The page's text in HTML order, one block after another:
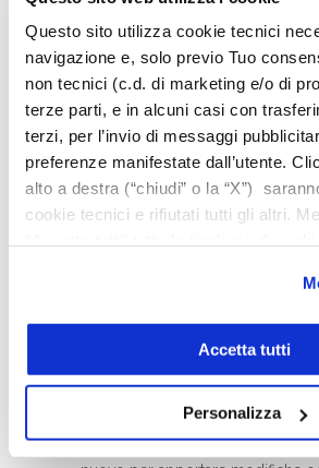
Questo sito utilizza cookie tecnici
navigazione e, solo previo Tuo
non tecnici (c.d. di marketing e/o di
terze parti, e in alcuni casi con
terzi, per l’invio di messaggi
preferenze manifestate dall’utente.
alto a destra (“chiudi” o la “X”)
cookie tecnici e rifiutati tutti gli altri.
conoscere le caratteristiche dei vari
invita a pendere visionecookie policy
momento è possibile modificare o
prestati cliccando su “Personalizza”
Accetta tutti
Personalizza
nella foto su cu verrà applicato il
SALVA TUTTI I
PROGETTI
La tua simulazione è completa?
simulato a portata di mano. Il
è possibile condividerlo anche via
mostrerà sempre il dettaglio del
colore utilizzato nella
salvato il progetto, è possibile